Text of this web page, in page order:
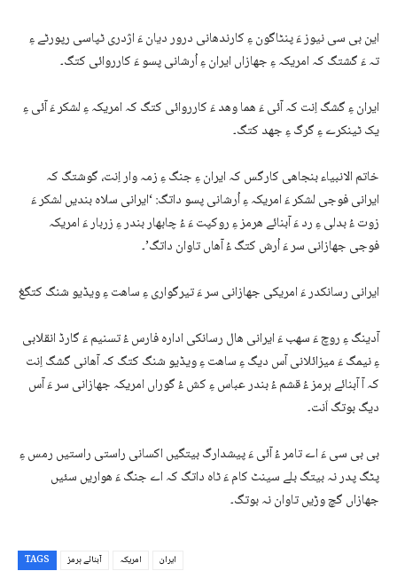
این بی سی نیوز ءَ پنٹاگون ءِ کارندھانی درور دیان ءَ اژدری ٹپاسی رپورٹے ءِ
تہ ءَ گشتگ کہ امریکہ ءِ جھازاں ایران ءِ اُرشانی پسو ءَ کارروائی کتگ۔
ایران ءِ گشگ اِنت کہ آئی ءَ ھما وھد ءَ کارروائی کتگ کہ امریکہ ءِ لشکر ءَ آئی ءِ
یک ٹینکرے ءِ گرگ ءِ جھد کتگ۔
خاتم الانبیاء بنجاھی کارگس کہ ایران ءِ جنگ ءِ زمہ وار اِنت، گوشتگ کہ
ایرانی فوجی لشکر ءَ امریکہ ءِ اُرشانی پسو داتگ: ‘ایرانی سلاہ بندیں لشکر ءَ
زوت ءُ بدلی ءِ رد ءَ آبنائے ھرمز ءِ روکپت ءَ ءُ چابهار بندر ءِ زربار ءَ امریکہ
فوجی جھازانی سر ءَ اُرش کتگ ءُ آھاں تاوان داتگ’۔
ایرانی رسانکدر ءَ امریکی جھازانی سر ءَ تیرگواری ءِ ساھت ءِ ویڈیو شنگ کتگغ
آدینگ ءِ روچ ءَ سھب ءَ ایرانی ھال رسانکی ادارہ فارس ءُ تسنیم ءَ گارڈ انقلابی
ءِ نیمگ ءَ میزائلانی آس دیگ ءِ ساھت ءِ ویڈیو شنگ کتگ کہ آھانی گشگ اِنت
کہ آ آبنائے ہرمز ءُ قشم ءُ بندر عباس ءِ کش ءُ گوراں امریکہ جھازانی سر ءَ آس
دیگ بوتگ اَنت۔
بی بی سی ءَ اے تامر ءُ آئی ءَ پیشدارگ بیتگیں اکسانی راستی راستیں رمس ءِ
پٹگ پدر نہ بیتگ بلے سینٹ کام ءَ ٹاہ داتگ کہ اے جنگ ءَ ھواریں سئیں
جھازاں گچ وڑیں تاوان نہ بوتگ۔
TAGS آبنائے ہرمز امریکہ ایران